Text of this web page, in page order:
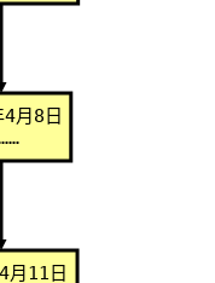
月8日
月11日